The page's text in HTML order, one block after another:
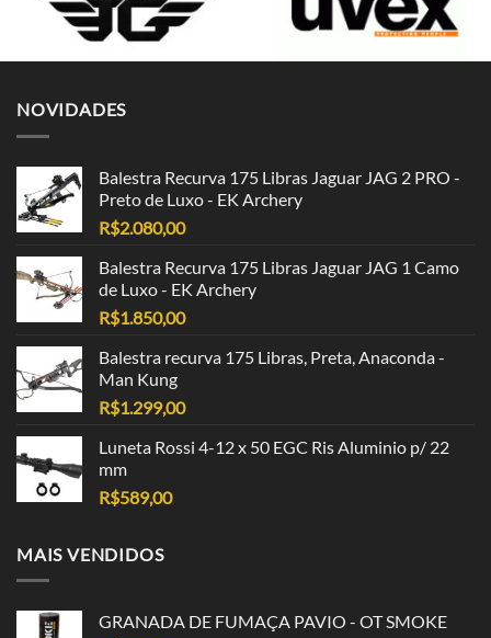
NOVIDADES
Balestra Recurva 175 Libras Jaguar JAG 2 PRO -
Preto de Luxo - EK Archery
R$2.080,00
Balestra Recurva 175 Libras Jaguar JAG 1 Camo
de Luxo - EK Archery
R$1.850,00
Balestra recurva 175 Libras, Preta, Anaconda -
Man Kung
R$1.299,00
Luneta Rossi 4-12 x 50 EGC Ris Aluminio p/ 22
mm
R$589,00
MAIS VENDIDOS
GRANADA DE FUMAÇA PAVIO - OT SMOKE